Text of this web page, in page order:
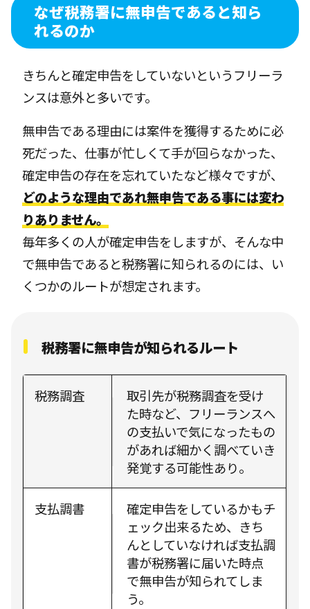
なぜ税務署に無申告であると知ら
れるのか
きちんと確定申告をしていないというフリーラ
ンスは意外と多いです。
無申告である理由には案件を獲得するために必
死だった、仕事が忙しくて手が回らなかった、
確定申告の存在を忘れていたなど様々ですが、
どのような理由であれ無申告である事には変わ
りありません。
毎年多くの人が確定申告をしますが、そんな中
で無申告であると税務署に知られるのには、い
くつかのルートが想定されます。
税務署に無申告が知られるルート
税務調査
取引先が税務調査を受け
た時など、フリーランスへ
の支払いで気になったもの
があれば細かく調べていき
発覚する可能性あり。
支払調書
確定申告をしているかもチ
ェック出来るため、きち
んとしていなければ支払調
書が税務署に届いた時点
で無申告が知られてしま
う。